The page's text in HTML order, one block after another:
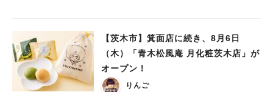
【茨木市】箕面店に続き、8月6日
（木）「青木松風庵 月化粧茨木店」が
オープン！
りんご
人気のキーワード
#今週どこいく？ #自然とふれあう #ランチ#カフェ#まとめ
#教えたい／教えて投稿記事#大阪学院大 商品開発プロジェクト
#あなたはどっち？